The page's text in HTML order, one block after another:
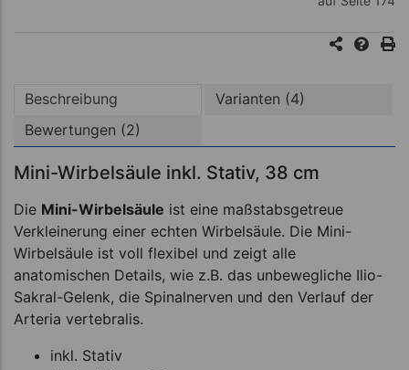
Beschreibung
Varianten (4)
Bewertungen (2)
Mini-Wirbelsäule inkl. Stativ, 38 cm
Die Mini-Wirbelsäule ist eine maßstabsgetreue
Verkleinerung einer echten Wirbelsäule. Die Mini-
Wirbelsäule ist voll flexibel und zeigt alle
anatomischen Details, wie z.B. das unbewegliche Ilio-
Sakral-Gelenk, die Spinalnerven und den Verlauf der
Arteria vertebralis.
inkl. Stativ